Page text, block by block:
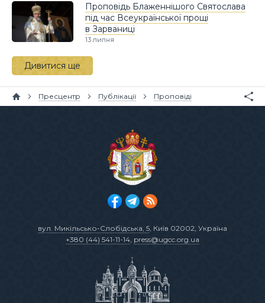
Проповідь Блаженнішого Святослава
під час Всеукраїнської прощі
в Зарваниці
13 липня
Дивитися ще
Пресцентр Публікації Проповіді
вул. Микільсько-Слобідська, 5, Київ 02002, Україна
+380 (44) 541-11-14, press@ugcc.org.ua